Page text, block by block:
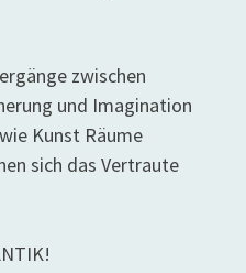
zwischen
und Imagination
Kunst Räume
sich das Vertraute